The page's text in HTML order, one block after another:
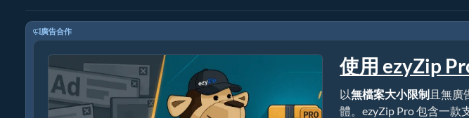
廣告合作
使用 ezyZip
以無檔案大小限制且無廣
體。ezyZip Pro 包含一款